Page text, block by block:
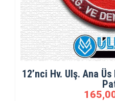
12’nci Hv. Ulş. Ana